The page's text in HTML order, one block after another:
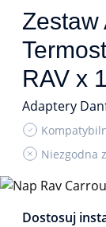
Zestaw
RAV x
Adaptery
Niezgodna
Dostosuj